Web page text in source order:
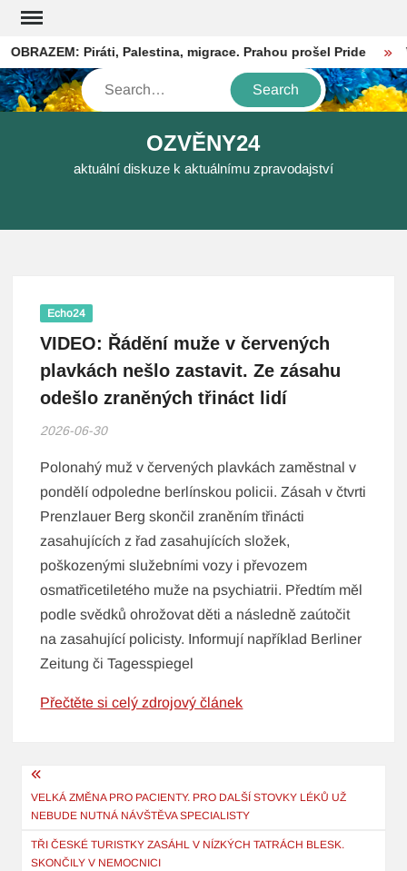
Skip
content
Piráti, Palestina, migrace. Prahou prošel Pride V
Search
OZVĚNY24
aktuální diskuze k aktuálnímu zpravodajství
Echo24
VIDEO: Řádění muže v červených
plavkách nešlo zastavit. Ze zásahu
odešlo zraněných třináct lidí
2026-06-30
Polonahý muž v červených plavkách zaměstnal v
pondělí odpoledne berlínskou policii. Zásah v čtvrti
Prenzlauer Berg skončil zraněním třinácti
zasahujících z řad zasahujících složek,
poškozenými služebními vozy i převozem
osmatřicetiletého muže na psychiatrii. Předtím měl
podle svědků ohrožovat děti a následně zaútočit
na zasahující policisty. Informují například Berliner
Zeitung či Tagesspiegel
Přečtěte si celý zdrojový článek
Navigace
pro
příspěvek
VELKÁ ZMĚNA PRO PACIENTY. PRO DALŠÍ STOVKY LÉKŮ UŽ
NEBUDE NUTNÁ NÁVŠTĚVA SPECIALISTY
TŘI ČESKÉ TURISTKY ZASÁHL V NÍZKÝCH TATRÁCH BLESK.
SKONČILY V NEMOCNICI